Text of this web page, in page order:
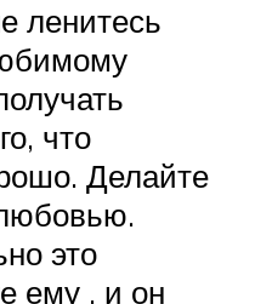
ленитесь
что
Делайте
это
ему , и он